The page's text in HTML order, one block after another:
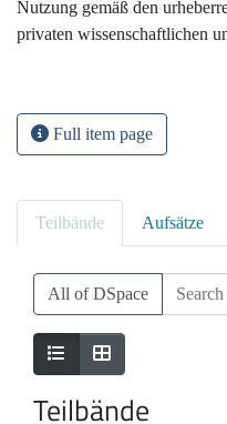
Nutzung gemäß den
privaten wissenschaftlichen
Full item page
Teilbände Aufsätze
All of DSpace
Teilbände